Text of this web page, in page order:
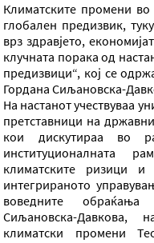
Климатските промени во
глобален предизвик,
врз здравјето,
клучната порака од
предизвици“, кој се
Гордана Сиљановска-
На настанот учествуваа
претставници на
кои дискутираа во
институционалната
климатските ризици
интегрираното
воведните обраќања
Сиљановска-Давкова,
климатски промени